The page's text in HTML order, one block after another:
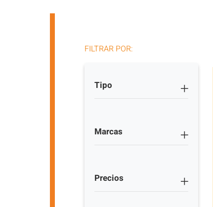
FILTRAR POR:
Tipo
Marcas
Precios